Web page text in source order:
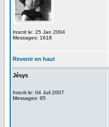
Inscrit le: 25 Jan 2004
Messages: 1618
Revenir en haut
Jésys
Inscrit le: 04 Juil 2007
Messages: 95